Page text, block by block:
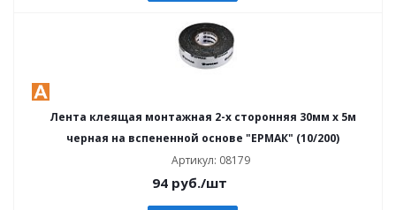
Лента клеящая монтажная 2-х сторонняя 30мм х 5м
черная на вспененной основе "ЕРМАК" (10/200)
Артикул: 08179
94руб./шт